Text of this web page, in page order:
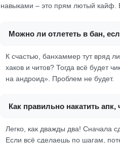
навыками – это прям лютый кайф.
Можно ли отлететь в бан,
К счастью, банхаммер тут вряд
хаков и читов? Тогда всё будет
на андроид». Проблем не будет.
Как правильно накатить
Легко, как дважды два! Сначала
Если всё сделаешь по шагам,